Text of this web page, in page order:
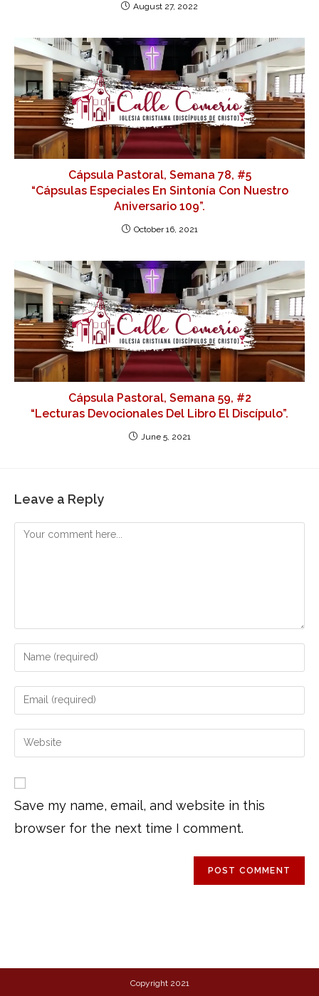
August 27, 2022
Cápsula Pastoral, Semana 78, #5
“Cápsulas Especiales En Sintonía Con Nuestro
Aniversario 109”.
October 16, 2021
Cápsula Pastoral, Semana 59, #2
“Lecturas Devocionales Del Libro El Discípulo”.
June 5, 2021
Leave a Reply
Save my name, email, and website in this
browser for the next time I comment.
Copyright 2021